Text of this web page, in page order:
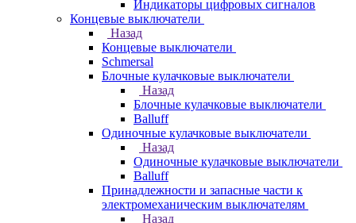
Индикаторы цифровых сигналов
Концевые выключатели
Назад
Концевые выключатели
Schmersal
Блочные кулачковые выключатели
Назад
Блочные кулачковые выключатели
Balluff
Одиночные кулачковые выключатели
Назад
Одиночные кулачковые выключатели
Balluff
Принадлежности и запасные части к
электромеханическим выключателям
Назад